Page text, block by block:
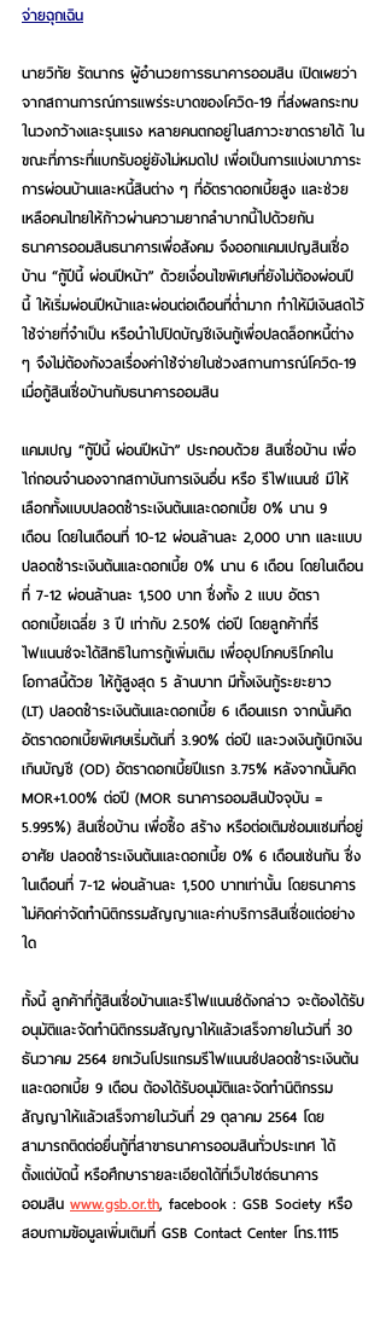
จ่ายฉุกเฉิน
นายวิทัย รัตนากร ผู้อำนวยการธนาคารออมสิน เปิดเผยว่า
จากสถานการณ์การแพร่ระบาดของโควิด-19 ที่ส่งผลกระทบ
ในวงกว้างและรุนแรง หลายคนตกอยู่ในสภาวะขาดรายได้ ใน
ขณะที่ภาระที่แบกรับอยู่ยังไม่หมดไป เพื่อเป็นการแบ่งเบาภาระ
การผ่อนบ้านและหนี้สินต่าง ๆ ที่อัตราดอกเบี้ยสูง และช่วย
เหลือคนไทยให้ก้าวผ่านความยากลำบากนี้ไปด้วยกัน
ธนาคารออมสินธนาคารเพื่อสังคม จึงออกแคมเปญสินเชื่อ
บ้าน “กู้ปีนี้ ผ่อนปีหน้า” ด้วยเงื่อนไขพิเศษที่ยังไม่ต้องผ่อนปี
นี้ ให้เริ่มผ่อนปีหน้าและผ่อนต่อเดือนที่ต่ำมาก ทำให้มีเงินสดไว้
ใช้จ่ายที่จำเป็น หรือนำไปปิดบัญชีเงินกู้เพื่อปลดล็อกหนี้ต่าง
ๆ จึงไม่ต้องกังวลเรื่องค่าใช้จ่ายในช่วงสถานการณ์โควิด-19
เมื่อกู้สินเชื่อบ้านกับธนาคารออมสิน
แคมเปญ “กู้ปีนี้ ผ่อนปีหน้า” ประกอบด้วย สินเชื่อบ้าน เพื่อ
ไถ่ถอนจำนองจากสถาบันการเงินอื่น หรือ รีไฟแนนซ์ มีให้
เลือกทั้งแบบปลอดชำระเงินต้นและดอกเบี้ย 0% นาน 9
เดือน โดยในเดือนที่ 10-12 ผ่อนล้านละ 2,000 บาท และแบบ
ปลอดชำระเงินต้นและดอกเบี้ย 0% นาน 6 เดือน โดยในเดือน
ที่ 7-12 ผ่อนล้านละ 1,500 บาท ซึ่งทั้ง 2 แบบ อัตรา
ดอกเบี้ยเฉลี่ย 3 ปี เท่ากับ 2.50% ต่อปี โดยลูกค้าที่รี
ไฟแนนซ์จะได้สิทธิในการกู้เพิ่มเติม เพื่ออุปโภคบริโภคใน
โอกาสนี้ด้วย ให้กู้สูงสุด 5 ล้านบาท มีทั้งเงินกู้ระยะยาว
(LT) ปลอดชำระเงินต้นและดอกเบี้ย 6 เดือนแรก จากนั้นคิด
อัตราดอกเบี้ยพิเศษเริ่มต้นที่ 3.90% ต่อปี และวงเงินกู้เบิกเงิน
เกินบัญชี (OD) อัตราดอกเบี้ยปีแรก 3.75% หลังจากนั้นคิด
MOR+1.00% ต่อปี (MOR ธนาคารออมสินปัจจุบัน =
5.995%) สินเชื่อบ้าน เพื่อซื้อ สร้าง หรือต่อเติมซ่อมแซมที่อยู่
อาศัย ปลอดชำระเงินต้นและดอกเบี้ย 0% 6 เดือนเช่นกัน ซึ่ง
ในเดือนที่ 7-12 ผ่อนล้านละ 1,500 บาทเท่านั้น โดยธนาคาร
ไม่คิดค่าจัดทำนิติกรรมสัญญาและค่าบริการสินเชื่อแต่อย่าง
ใด
ทั้งนี้ ลูกค้าที่กู้สินเชื่อบ้านและรีไฟแนนซ์ดังกล่าว จะต้องได้รับ
อนุมัติและจัดทำนิติกรรมสัญญาให้แล้วเสร็จภายในวันที่ 30
ธันวาคม 2564 ยกเว้นโปรแกรมรีไฟแนนซ์ปลอดชำระเงินต้น
และดอกเบี้ย 9 เดือน ต้องได้รับอนุมัติและจัดทำนิติกรรม
สัญญาให้แล้วเสร็จภายในวันที่ 29 ตุลาคม 2564 โดย
สามารถติดต่อยื่นกู้ที่สาขาธนาคารออมสินทั่วประเทศ ได้
ตั้งแต่บัดนี้ หรือศึกษารายละเอียดได้ที่เว็บไซต์ธนาคาร
ออมสิน www.gsb.or.th, facebook : GSB Society หรือ
สอบถามข้อมูลเพิ่มเติมที่ GSB Contact Center โทร.1115